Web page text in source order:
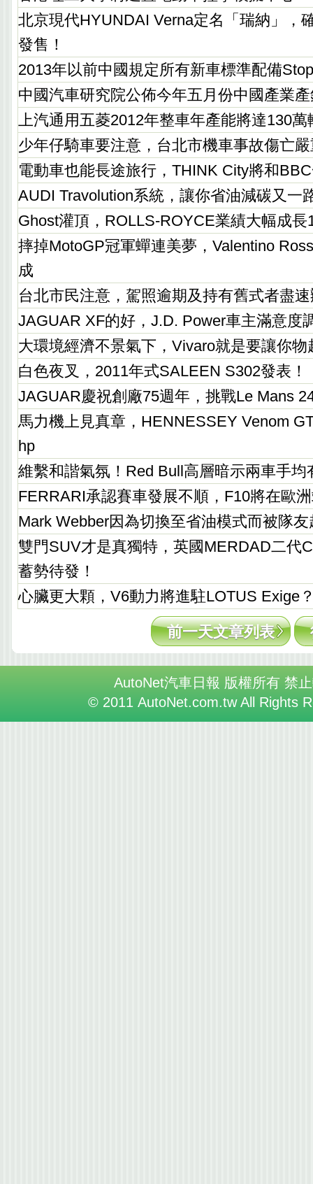
北京現代HYUNDAI Verna定名「瑞納」，
發售！
2013年以前中國規定所有新車標準配備
中國汽車研究院公佈今年五月份中國產業
上汽通用五菱2012年整車年產能將達130萬
少年仔騎車要注意，台北市機車事故傷亡
電動車也能長途旅行，THINK City將和
AUDI Travolution系統，讓你省油減碳又一
Ghost灌頂，ROLLS-ROYCE業績大幅成長
摔掉MotoGP冠軍蟬連美夢，Valentino
成
台北市民注意，駕照逾期及持有舊式者盡
JAGUAR XF的好，J.D. Power車主滿意度
大環境經濟不景氣下，Vivaro就是要讓你物
白色夜叉，2011年式SALEEN S302發表！
JAGUAR慶祝創廠75週年，挑戰Le Mans
馬力機上見真章，HENNESSEY Venom
hp
維繫和諧氣氛！Red Bull高層暗示兩車手均
FERRARI承認賽車發展不順，F10將在歐
Mark Webber因為切換至省油模式而被隊友
雙門SUV才是真獨特，英國MERDAD二代
蓄勢待發！
心臟更大顆，V6動力將進駐LOTUS Exige
前一天文章列表
AutoNet汽車日報 版權所有 禁
© 2011 AutoNet.com.tw All Rights